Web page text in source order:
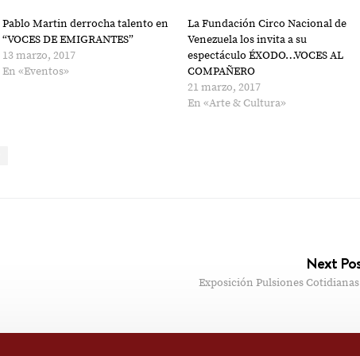
Pablo Martin derrocha talento en
“VOCES DE EMIGRANTES”
13 marzo, 2017
En «Eventos»
La Fundación Circo Nacional de
Venezuela los invita a su
espectáculo ÉXODO…VOCES AL
COMPAÑERO
21 marzo, 2017
En «Arte & Cultura»
Next
Exposición Pulsiones Cotidianas